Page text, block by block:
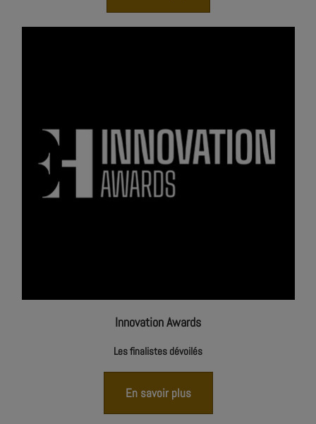
Innovation Awards
Les finalistes dévoilés
En savoir plus